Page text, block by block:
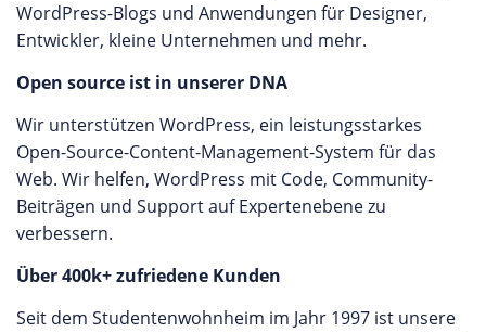
WordPress-Blogs und Anwendungen für Designer,
Entwickler, kleine Unternehmen und mehr.
Open source ist in unserer DNA
Wir unterstützen WordPress, ein leistungsstarkes
Open-Source-Content-Management-System für das
Web. Wir helfen, WordPress mit Code, Community-
Beiträgen und Support auf Expertenebene zu
verbessern.
Über 400k+ zufriedene Kunden
Seit dem Studentenwohnheim im Jahr 1997 ist unsere